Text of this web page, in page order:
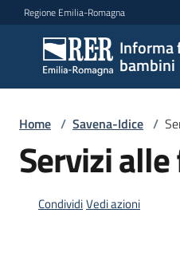
Vai al contenuto
Vai alla navigazione
Vai al footer
Regione Emilia-Romagna
Informa
bambini
Informa
famiglie
e
bambini
Home / Savena-Idice /
Servizi
CondividiVedi azioni